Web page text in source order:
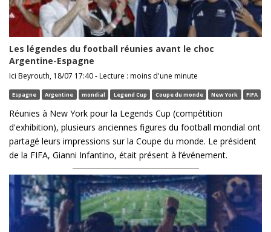
Les légendes du football réunies avant le choc
Argentine-Espagne
Ici Beyrouth, 18/07 17:40 - Lecture : moins d'une minute
Espagne Argentine mondial Legend Cup Coupe du monde New York FIFA
Réunies à New York pour la Legends Cup (compétition
d'exhibition), plusieurs anciennes figures du football mondial ont
partagé leurs impressions sur la Coupe du monde. Le président
de la FIFA, Gianni Infantino, était présent à l’événement.